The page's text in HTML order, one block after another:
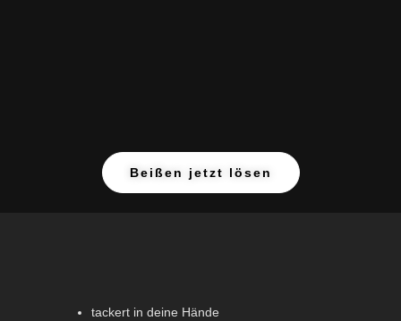
Beißen jetzt lösen
tackert in deine Hände